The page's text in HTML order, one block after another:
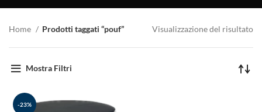
Home Prodotti taggati “pouf” Visualizzazione del risultato
Mostra Filtri
-23%